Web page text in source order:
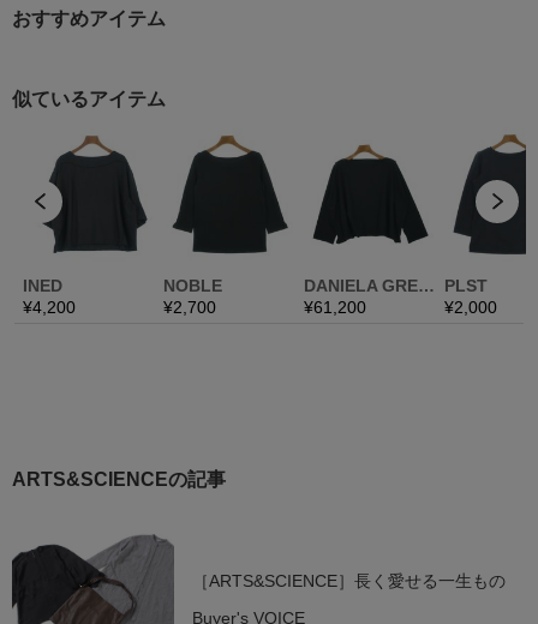
おすすめアイテム
ARTS&SCIENCEの記事
［ARTS&SCIENCE］長く愛せる一生もの
Buyer's VOICE